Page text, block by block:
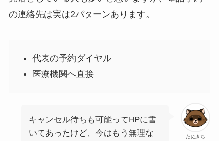
の連絡先は実は2パターンあります。
代表の予約ダイヤル
医療機関へ直接
たぬきち
キャンセル待ちも可能ってHPに書
いてあったけど、今はもう無理な